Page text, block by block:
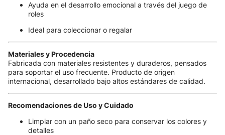
Ayuda en el desarrollo emocional a través del juego de
roles
Ideal para coleccionar o regalar
Materiales y Procedencia
Fabricada con materiales resistentes y duraderos, pensados
para soportar el uso frecuente. Producto de origen
internacional, desarrollado bajo altos estándares de calidad.
Recomendaciones de Uso y Cuidado
Limpiar con un paño seco para conservar los colores y
detalles